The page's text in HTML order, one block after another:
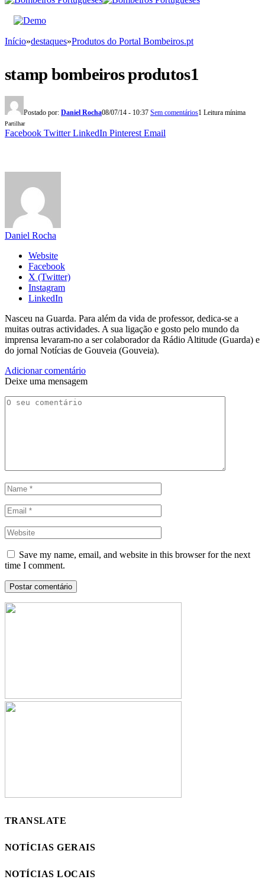
Início»destaques»Produtos do Portal Bombeiros.pt
stamp bombeiros produtos1
Postado por: Daniel Rocha08/07/14 - 10:37 Sem comentários1 Leitura mínima
Partilhar
Facebook Twitter LinkedIn Pinterest Email
Daniel Rocha
Website
Facebook
X (Twitter)
Instagram
LinkedIn
Nasceu na Guarda. Para além da vida de professor, dedica-se a
muitas outras actividades. A sua ligação e gosto pelo mundo da
imprensa levaram-no a ser colaborador da Rádio Altitude (Guarda) e
do jornal Notícias de Gouveia (Gouveia).
Adicionar comentário
Deixe uma mensagem
Save my name, email, and website in this browser for the next
time I comment.
TRANSLATE
NOTÍCIAS GERAIS
NOTÍCIAS LOCAIS